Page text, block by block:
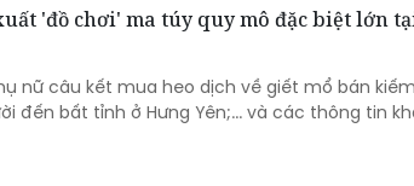
'đồ chơi' ma túy quy mô đặc biệt lớn
nữ câu kết mua heo dịch về giết mổ bán
đến bất tỉnh ở Hưng Yên;... và các thông tin